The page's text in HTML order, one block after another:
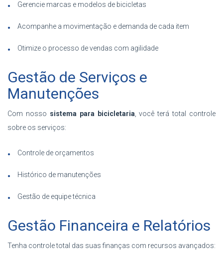
Gerencie marcas e modelos de bicicletas
Acompanhe a movimentação e demanda de cada item
Otimize o processo de vendas com agilidade
Gestão de Serviços e
Manutenções
Com nosso sistema para bicicletaria , você terá total controle
sobre os serviços:
Controle de orçamentos
Histórico de manutenções
Gestão de equipe técnica
Gestão Financeira e Relatórios
Tenha controle total das suas finanças com recursos avançados: